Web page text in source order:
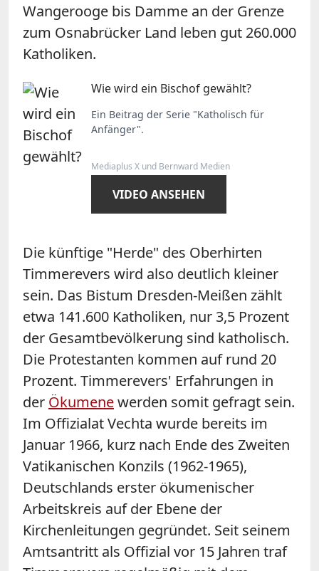
Wangerooge bis Damme an der Grenze
zum Osnabrücker Land leben gut 260.000
Katholiken.
Wie wird ein Bischof gewählt?
Ein Beitrag der Serie "Katholisch für
Anfänger".
Mediaplus X und Bernward Medien
VIDEO ANSEHEN
Die künftige "Herde" des Oberhirten
Timmerevers wird also deutlich kleiner
sein. Das Bistum Dresden-Meißen zählt
etwa 141.600 Katholiken, nur 3,5 Prozent
der Gesamtbevölkerung sind katholisch.
Die Protestanten kommen auf rund 20
Prozent. Timmerevers' Erfahrungen in
der Ökumenewerden somit gefragt sein.
Im Offizialat Vechta wurde bereits im
Januar 1966, kurz nach Ende des Zweiten
Vatikanischen Konzils (1962-1965),
Deutschlands erster ökumenischer
Arbeitskreis auf der Ebene der
Kirchenleitungen gegründet. Seit seinem
Amtsantritt als Offizial vor 15 Jahren traf